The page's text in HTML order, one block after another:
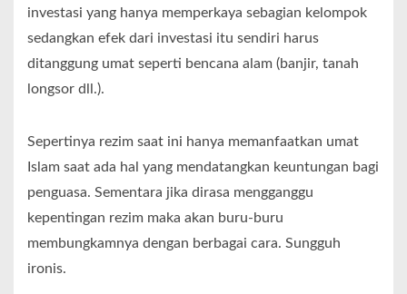
investasi yang hanya memperkaya sebagian kelompok
sedangkan efek dari investasi itu sendiri harus
ditanggung umat seperti bencana alam (banjir, tanah
longsor dll.).
Sepertinya rezim saat ini hanya memanfaatkan umat
Islam saat ada hal yang mendatangkan keuntungan bagi
penguasa. Sementara jika dirasa mengganggu
kepentingan rezim maka akan buru-buru
membungkamnya dengan berbagai cara. Sungguh
ironis.